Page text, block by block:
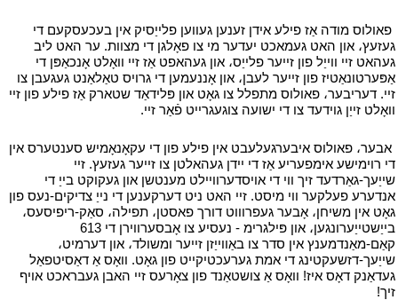
פאולוס מודה אַז פילע אידן זענען געווען פלייַסיק אין בעכעסקעם די
געזעץ، און האט געמאכט יעדער מי צו פאָלגן די מצוות. ער האט ליב
געהאט זיי ווייַל פון זייער פלייַס، און געהאפט אַז זיי וואָלט אָנכאַפּן די
אַפּערטונאַטיז פון זייער לעבן، און אָננעמען די גרויס טאַלאַנט געגעבן צו
זיי. דעריבער، פאולוס מתפלל צו גאָט און פּלידאַד שטארק אַז פילע פון ​​זיי
וואָלט זייַן גוידעד צו די ישועה צוגעגרייט פֿאַר זיי.
אבער، פאולוס איבערגעלעבט אין פילע פון ​​די עקאָנאָמיש סענטערס אין
די רוימישע אימפעריע אַז די יידן געהאלטן צו זייער געזעץ. זיי
שייַעך-גאַרדעד זיך ווי די אויסדערוויילט מענטשן און געקוקט בייַ די
אנדערע פעלקער ווי מיסט. זיי האט ניט דערקענען די נייַ צדיקים-נעס פון
גאָט אין משיחן، אָבער געפרוווט דורך פאסטן، תפילה، סאַק-ריפיסעס،
בייַשטייַערונגען، און פּילגרימ - נעסיע צו אָבסערווירן די 613
קאַם-מאַנדמענץ אין סדר צו באַווייַזן זייער ומשולד، און דערמיט،
שייַעך-דזשעקטינג די אמת גערעכטיקייט פון גאָט. וואָס אַ דאַסיטפאַל
געדאַנק דאָס איז! וואָס אַ צושטאַנד פון צאָרעס זיי האבן געבראכט אויף
זיך!